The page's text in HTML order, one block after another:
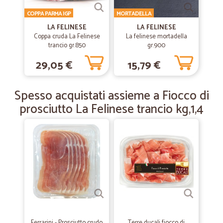
—Antonio G.
La mia prima volta che faccio un ordine…
La mia prima volta che faccio un ordine è andata tutto benissimo.
Complimenti.
17/05/2020
—Davide R.
Tutto perfetto
Tutto perfetto. Veloci e precisi. Ottimi anche i prezzi
02/02/2020
— Roberto V.
Consegna rapidissima
Consegna rapidissima: 48 ore dopo l'ordine!
—Luca M.
LA FELINESE
Coppa cruda La Felinese
trancio gr.850
COPPA PARMA IGP
29,05 €
LA FELINESE
La felinese mortadella
gr.900
MORTADELLA
15,79 €
Spesso acquistati assieme a Fiocco di
prosciutto La Felinese trancio kg,1,4